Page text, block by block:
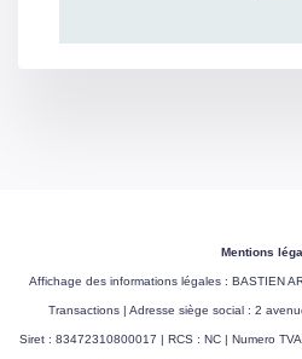
Mentions
Affichage des informations légales : BASTIEN
Transactions | Adresse siège social : 2
Siret : 83472310800017 | RCS : NC | Numero